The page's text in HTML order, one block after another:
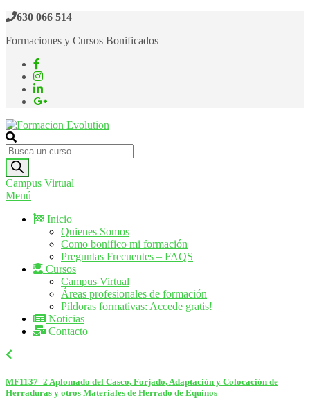
Saltar
contenido
630 066 514
Formaciones y Cursos Bonificados
Formacion Evolution
Cursos de formación continua
Búsqueda
de
productos
Campus Virtual
Menú
Inicio
Quienes Somos
Como bonifico mi formación
Preguntas Frecuentes – FAQS
Cursos
Campus Virtual
Áreas profesionales de formación
Píldoras formativas: Accede gratis!
Noticias
Contacto
MF1137_2 Aplomado del Casco, Forjado, Adaptación y Colocación de
Herraduras y otros Materiales de Herrado de Equinos